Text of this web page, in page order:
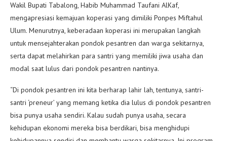
Wakil Bupati Tabalong, Habib Muhammad Taufani AlKaf,
mengapresiasi kemajuan koperasi yang dimiliki Ponpes Miftahul
Ulum. Menurutnya, keberadaan koperasi ini merupakan langkah
untuk mensejahterakan pondok pesantren dan warga sekitarnya,
serta dapat melahirkan para santri yang memiliki jiwa usaha dan
modal saat lulus dari pondok pesantren nantinya.
“Di pondok pesantren ini kita berharap lahir lah, tentunya, santri-
santri ‘preneur’ yang memang ketika dia lulus di pondok pesantren
bisa punya usaha sendiri. Kalau sudah punya usaha, secara
kehidupan ekonomi mereka bisa berdikari, bisa menghidupi